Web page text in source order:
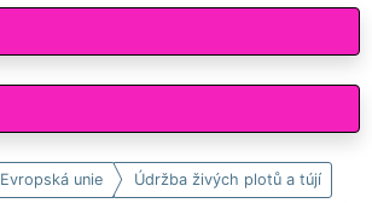
Evropská unie Údržba živých plotů a tújí